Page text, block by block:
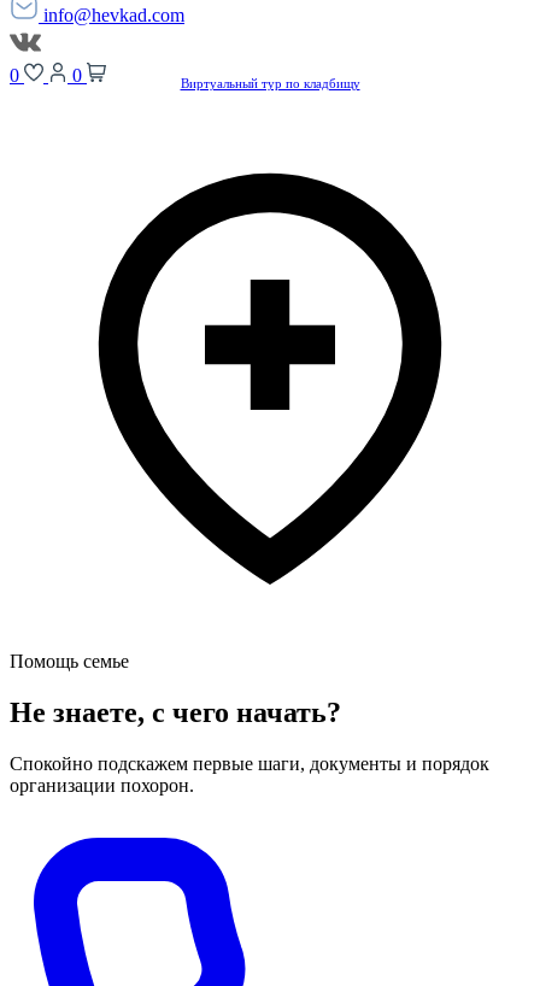
info@hevkad.com
0 0
Помощь семье
Не знаете, с чего начать?
Спокойно подскажем первые шаги, документы и порядок
организации похорон.
Виртуальный тур по кладбищу